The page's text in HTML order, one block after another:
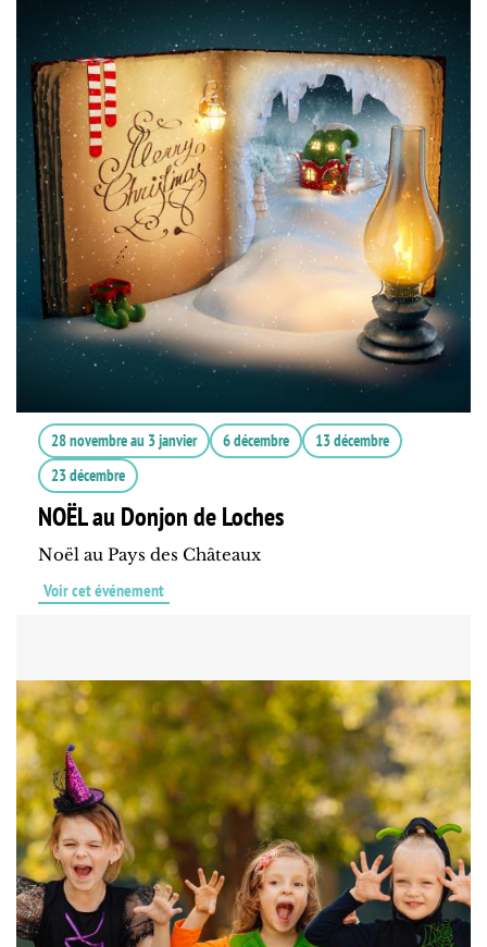
28 novembreau 3 janvier 6 décembre
13 décembre
23 décembre
NOËL au Donjon de Loches
Noël au Pays des Châteaux
Voir cet événement